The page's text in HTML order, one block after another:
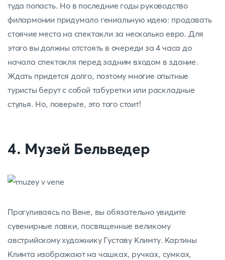
туда попасть. Но в последние годы руководство
филармонии придумало гениальную идею: продавать
стоячие места на спектакли за несколько евро. Для
этого вы должны отстоять в очереди за 4 часа до
начала спектакля перед задним входом в здание.
Ждать придется долго, поэтому многие опытные
туристы берут с собой табуретки или раскладные
стулья. Но, поверьте, это того стоит!
4. Музей Бельведер
Прогуливаясь по Вене, вы обязательно увидите
сувенирные лавки, посвященные великому
австрийскому художнику Густаву Климту. Картины
Климта изображают на чашках, ручках, сумках,